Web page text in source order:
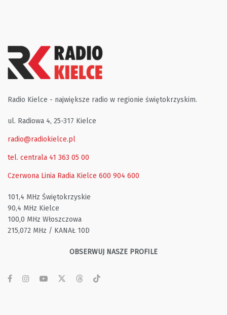
Radio Kielce - największe radio w regionie świętokrzyskim.
ul. Radiowa 4, 25-317 Kielce
radio@radiokielce.pl
tel. centrala 41 363 05 00
Czerwona Linia Radia Kielce 600 904 600
101,4 MHz Świętokrzyskie
90,4 MHz Kielce
100,0 MHz Włoszczowa
215,072 MHz / KANAŁ 10D
OBSERWUJ NASZE PROFILE